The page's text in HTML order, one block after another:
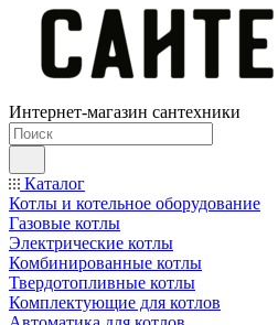
Интернет-магазин сантехники
Каталог
Котлы и котельное оборудование
Газовые котлы
Электрические котлы
Комбинированные котлы
Твердотопливные котлы
Комплектующие для котлов